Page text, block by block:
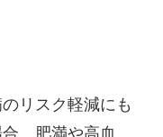
リスク軽減にも
、肥満や高血